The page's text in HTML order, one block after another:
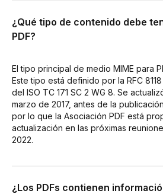
¿Qué tipo de contenido debe
PDF?
El tipo principal de medio MIME para
Este tipo está definido por la RFC
del ISO TC 171 SC 2 WG 8. Se
marzo de 2017, antes de la
por lo que la Asociación PDF está
actualización en las próximas
2022.
¿Los PDFs contienen